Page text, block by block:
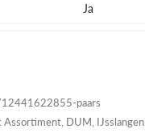
Ja
paars
Assortiment DUM IJsslangen